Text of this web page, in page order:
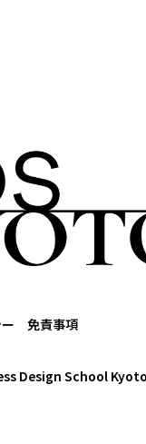
免責事項
Design School